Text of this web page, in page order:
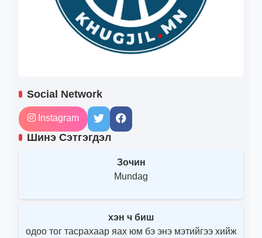
Social Network
Instagram
Шинэ Сэтгэгдэл
Зочин
Mundag
хэн ч биш
одоо тог тасрахаар яах юм бэ энэ мэтийгээ хийж